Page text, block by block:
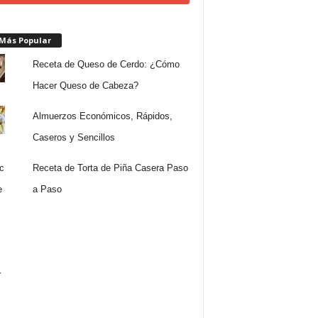
Popular
Receta de Queso de Cerdo: ¿Cómo
Hacer Queso de Cabeza?
Almuerzos Económicos, Rápidos,
Caseros y Sencillos
Receta de Torta de Piña Casera Paso
a Paso